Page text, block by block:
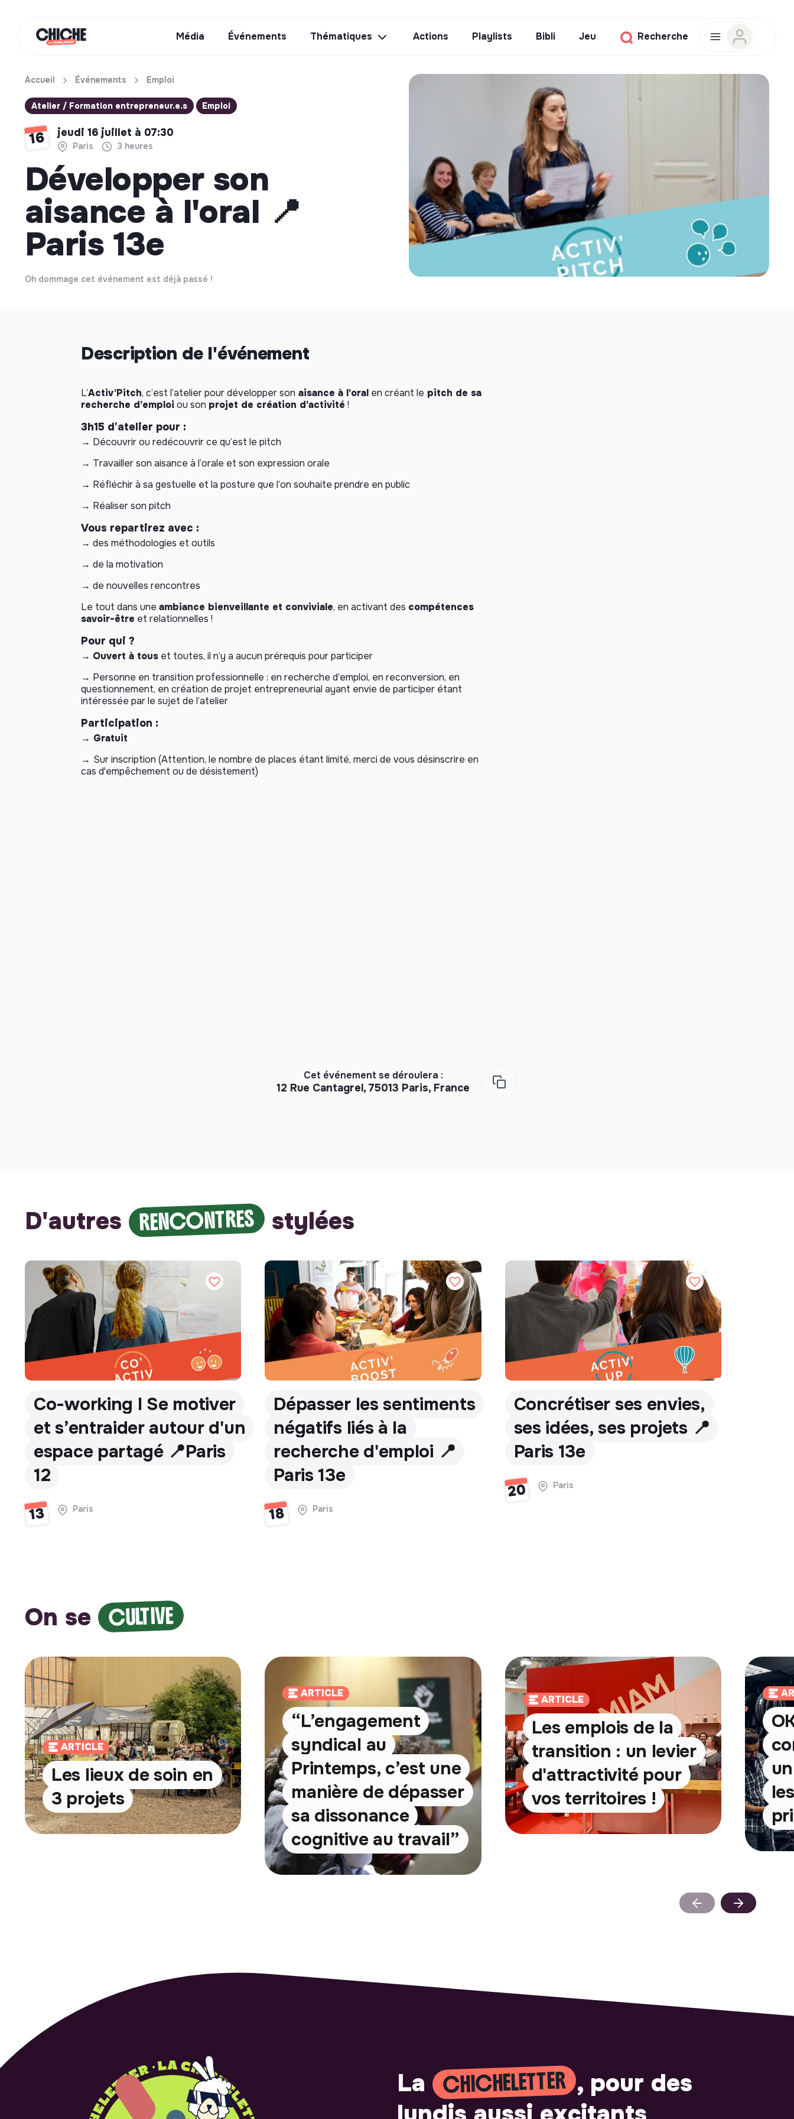
Média Événements Thématiques Actions Playlists Bibli Jeu Recherche
Accueil Événements Emploi
Atelier / Formation entrepreneur.e.s Emploi
16 jeudi 16 juillet à 07:30
Paris 3 heures
Développer son
aisance à l'oral 📍
Paris 13e
Oh dommage cet événement est déjà passé !
Description de l'événement
L’Activ’Pitch, c’est l’atelier pour développer son aisance à l’oral en créant le pitch de sa
recherche d’emploi ou son projet de création d’activité !
3h15 d’atelier pour :
→ Découvrir ou redécouvrir ce qu’est le pitch
→ Travailler son aisance à l’orale et son expression orale
→ Réfléchir à sa gestuelle et la posture que l’on souhaite prendre en public
→ Réaliser son pitch
Vous repartirez avec :
→ des méthodologies et outils
→ de la motivation
→ de nouvelles rencontres
Le tout dans une ambiance bienveillante et conviviale, en activant des compétences
savoir-être et relationnelles !
Pour qui ?
→ Ouvert à tous et toutes, il n’y a aucun prérequis pour participer
→ Personne en transition professionnelle : en recherche d’emploi, en reconversion, en
questionnement, en création de projet entrepreneurial ayant envie de participer étant
intéressée par le sujet de l’atelier
Participation :
→ Gratuit
→ Sur inscription (Attention, le nombre de places étant limité, merci de vous désinscrire en
cas d'empêchement ou de désistement)
Cet événement se déroulera :
12 Rue Cantagrel, 75013 Paris, France
D'autres RENCONTRES stylées
Co-working I Se motiver
et s’entraider autour d'un
espace partagé 📍Paris
12
13 Paris
Dépasser les sentiments
négatifs liés à la
recherche d'emploi 📍
Paris 13e
18 Paris
Concrétiser ses envies,
ses idées, ses projets 📍
Paris 13e
20 Paris
On se CULTIVE
ARTICLE
Les lieux de soin en
3 projets
ARTICLE
“L’engagement
syndical au
Printemps, c’est une
manière de dépasser
sa dissonance
cognitive au travail”
ARTICLE
Les emplois de la
transition : un levier
d'attractivité pour
vos territoires !
La CHICHELETTER , pour des